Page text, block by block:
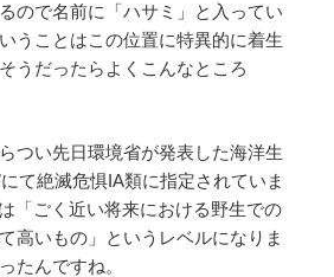
ので名前に「ハサミ」と入ってい
うことはこの位置に特異的に着生
うだったらよくこんなところ
つい先日環境省が発表した海洋生
て絶滅危惧IA類に指定されていま
「ごく近い将来における野生での
高いもの」というレベルになりま
たんですね。